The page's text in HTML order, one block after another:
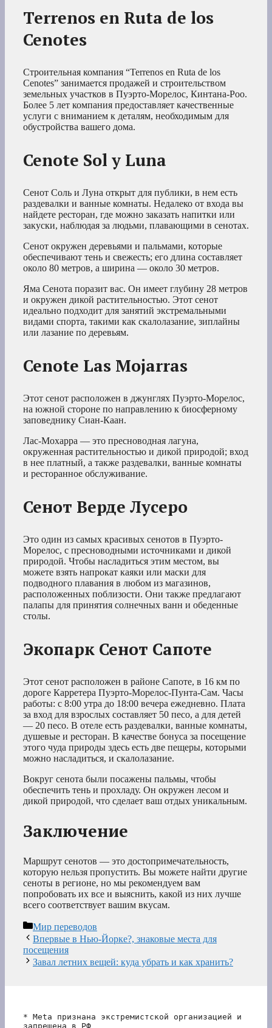
Terrenos en Ruta de los
Cenotes
Строительная компания “Terrenos en Ruta de los
Cenotes” занимается продажей и строительством
земельных участков в Пуэрто-Морелос, Кинтана-Роо.
Более 5 лет компания предоставляет качественные
услуги с вниманием к деталям, необходимым для
обустройства вашего дома.
Cenote Sol y Luna
Сенот Соль и Луна открыт для публики, в нем есть
раздевалки и ванные комнаты. Недалеко от входа вы
найдете ресторан, где можно заказать напитки или
закуски, наблюдая за людьми, плавающими в сенотах.
Сенот окружен деревьями и пальмами, которые
обеспечивают тень и свежесть; его длина составляет
около 80 метров, а ширина — около 30 метров.
Яма Сенота поразит вас. Он имеет глубину 28 метров
и окружен дикой растительностью. Этот сенот
идеально подходит для занятий экстремальными
видами спорта, такими как скалолазание, зиплайны
или лазание по деревьям.
Cenote Las Mojarras
Этот сенот расположен в джунглях Пуэрто-Морелос,
на южной стороне по направлению к биосферному
заповеднику Сиан-Каан.
Лас-Мохарра — это пресноводная лагуна,
окруженная растительностью и дикой природой; вход
в нее платный, а также раздевалки, ванные комнаты
и ресторанное обслуживание.
Сенот Верде Лусеро
Это один из самых красивых сенотов в Пуэрто-
Морелос, с пресноводными источниками и дикой
природой. Чтобы насладиться этим местом, вы
можете взять напрокат каяки или маски для
подводного плавания в любом из магазинов,
расположенных поблизости. Они также предлагают
палапы для принятия солнечных ванн и обеденные
столы.
Экопарк Сенот Сапоте
Этот сенот расположен в районе Сапоте, в 16 км по
дороге Карретера Пуэрто-Морелос-Пунта-Сам. Часы
работы: с 8:00 утра до 18:00 вечера ежедневно. Плата
за вход для взрослых составляет 50 песо, а для детей
— 20 песо. В отеле есть раздевалки, ванные комнаты,
душевые и ресторан. В качестве бонуса за посещение
этого чуда природы здесь есть две пещеры, которыми
можно насладиться, и скалолазание.
Вокруг сенота были посажены пальмы, чтобы
обеспечить тень и прохладу. Он окружен лесом и
дикой природой, что сделает ваш отдых уникальным.
Заключение
Маршрут сенотов — это достопримечательность,
которую нельзя пропустить. Вы можете найти другие
сеноты в регионе, но мы рекомендуем вам
попробовать их все и выяснить, какой из них лучше
всего соответствует вашим вкусам.
Рубрики
Мир переводов
Впервые в Нью-Йорке?, знаковые места для
посещения
Завал летних вещей: куда убрать и как хранить?
* Meta признана экстремистской организацией и
запрещена в РФ